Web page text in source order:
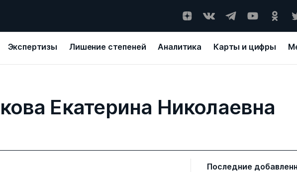
Экспертизы Лишение степеней Аналитика Карты и цифры
Екатерина Николаевна
Последние